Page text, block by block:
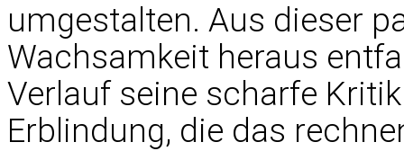
umgestalten. Aus dieser
Wachsamkeit heraus
Verlauf seine scharfe
Erblindung, die das